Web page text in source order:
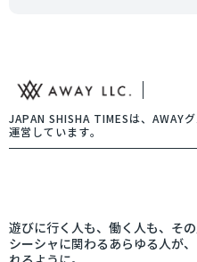
JAPAN SHISHA TIMESは、AWAY
運営しています。
遊びに行く人も、働く人も、そ
シーシャに関わるあらゆる人が